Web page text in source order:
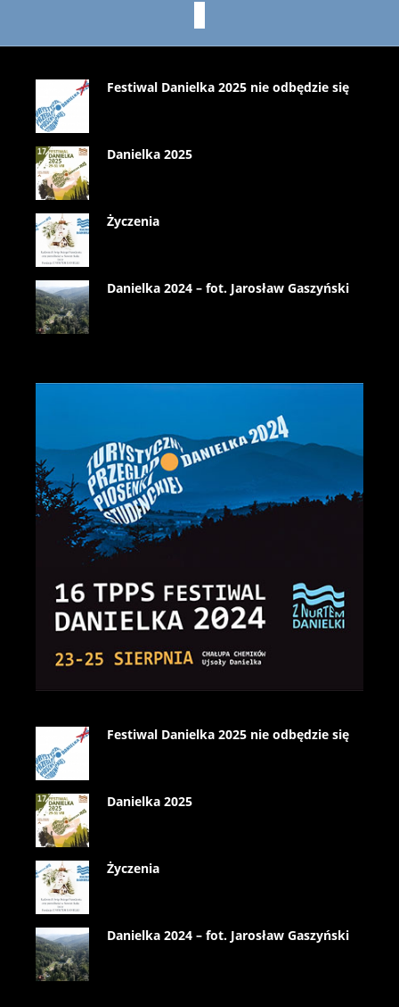
Festiwal Danielka 2025 nie odbędzie się
Danielka 2025
Życzenia
Danielka 2024 – fot. Jarosław Gaszyński
Festiwal Danielka 2025 nie odbędzie się
Danielka 2025
Życzenia
Danielka 2024 – fot. Jarosław Gaszyński